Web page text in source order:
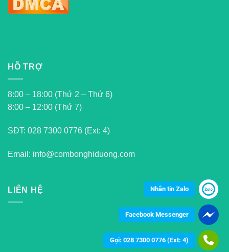
HỖ TRỢ
8:00 – 18:00 (Thứ 2 – Thứ 6)
8:00 – 12:00 (Thứ 7)
SĐT: 028 7300 0776 (Ext: 4)
Email: info@combonghiduong.com
LIÊN HỆ Nhắn tin Zalo
Facebook Messenger
Gọi: 028 7300 0776 (Ext: 4)